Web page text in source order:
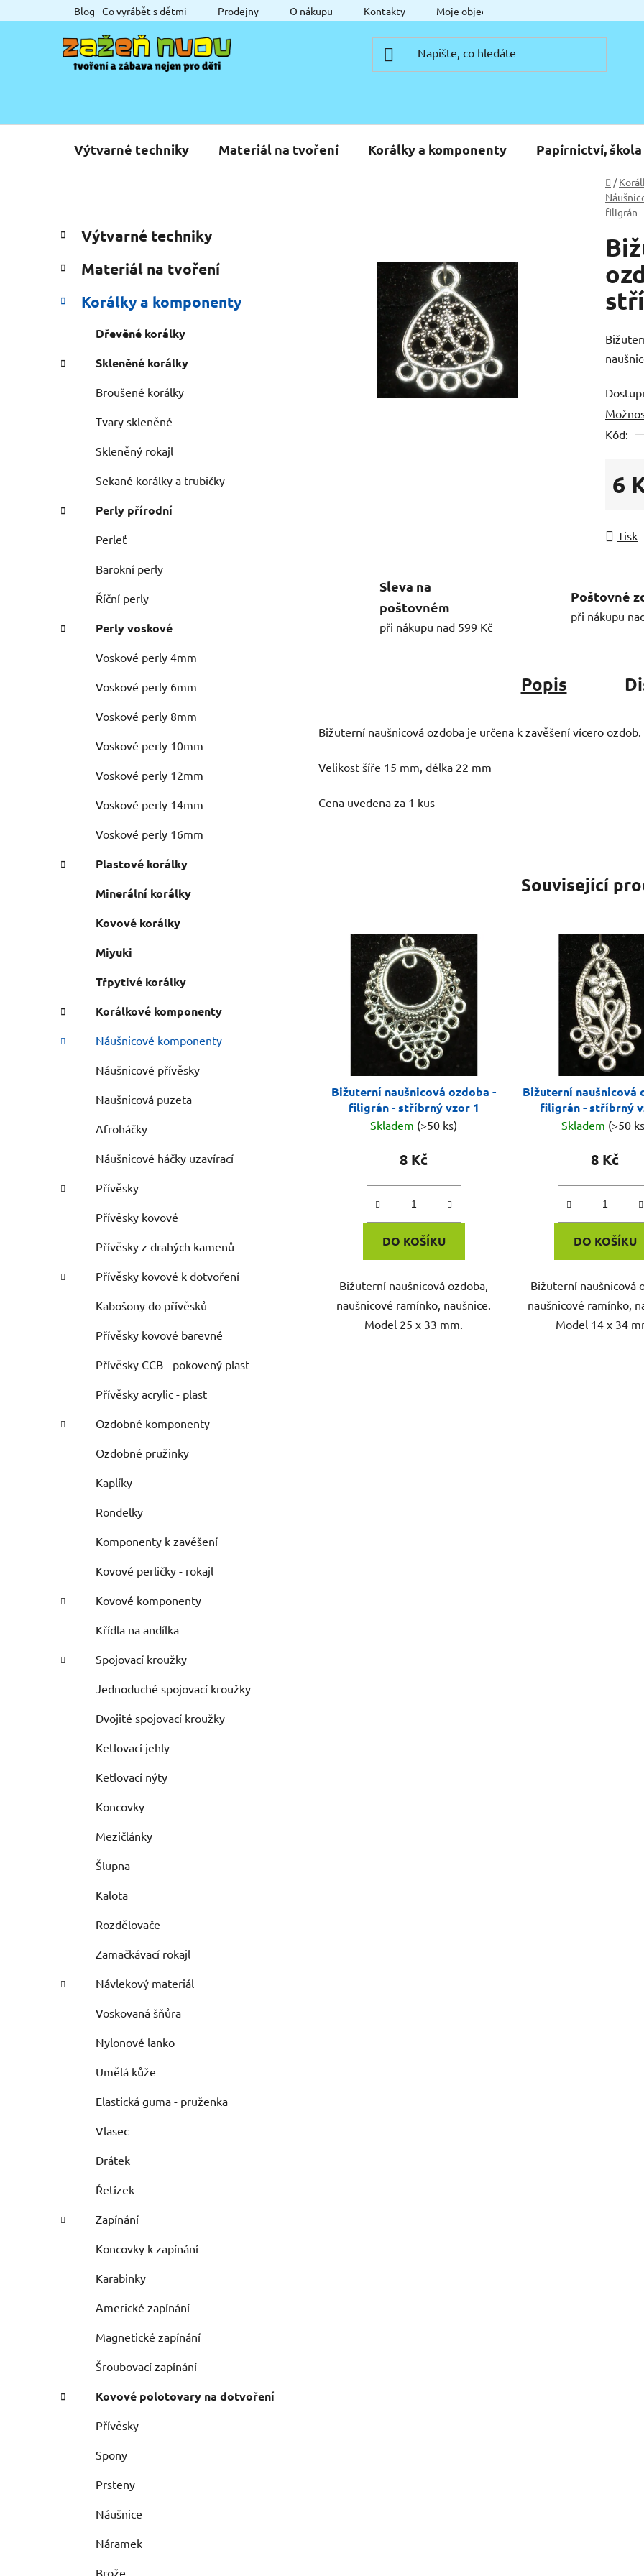
na
Blog - Co vyrábět s dětmi Prodejny O nákupu Kontakty Moje objednávka
Výtvarné techniky Materiál na tvoření Korálky a komponenty Papírnictví, škola
Domů
/
filigrán
P
o
s
r
n
Přeskočit
kategorie
a
e
o
Výtvarné techniky
Materiál na tvoření
Korálky a komponenty
Dřevěné korálky
Skleněné korálky
Broušené korálky
Tvary skleněné
Skleněný rokajl
Sekané korálky a trubičky
Perly přírodní
Perleť
Barokní perly
Říční perly
Perly voskové
Voskové perly 4mm
Voskové perly 6mm
Voskové perly 8mm
Voskové perly 10mm
Voskové perly 12mm
Voskové perly 14mm
Voskové perly 16mm
Plastové korálky
Minerální korálky
Kovové korálky
Miyuki
Třpytivé korálky
Korálkové komponenty
Náušnicové komponenty
Náušnicové přívěsky
Naušnicová puzeta
Afroháčky
Náušnicové háčky uzavírací
Přívěsky
Přívěsky kovové
Přívěsky z drahých kamenů
Přívěsky kovové k dotvoření
Kabošony do přívěsků
Přívěsky kovové barevné
Přívěsky CCB - pokovený plast
Přívěsky acrylic - plast
Ozdobné komponenty
Ozdobné pružinky
Kaplíky
Rondelky
Komponenty k zavěšení
Kovové perličky - rokajl
Kovové komponenty
Křídla na andílka
Spojovací kroužky
Jednoduché spojovací kroužky
Dvojité spojovací kroužky
Ketlovací jehly
Ketlovací nýty
Koncovky
Mezičlánky
Šlupna
Kalota
Rozdělovače
Zamačkávací rokajl
Návlekový materiál
Voskovaná šňůra
Nylonové lanko
Umělá kůže
Elastická guma - pruženka
Vlasec
Drátek
Řetízek
Zapínání
Koncovky k zapínání
Karabinky
Americké zapínání
Magnetické zapínání
Šroubovací zapínání
Kovové polotovary na dotvoření
Přívěsky
Spony
Prsteny
Náušnice
Náramek
Brože
Kód:
6
Tisk
Sleva na
poštovném
při nákupu nad 599 Kč
Poštovné
při nákupu
Popis
Bižuterní naušnicová ozdoba je určena k zavěšení vícero ozdob.
Velikost šíře 15 mm, délka 22 mm
Cena uvedena za 1 kus
Související
Bižuterní naušnicová ozdoba -
filigrán - stříbrný vzor 1
Skladem (>50 ks)
8 Kč
DO KOŠÍKU
Bižuterní naušnicová ozdoba,
naušnicové ramínko, naušnice.
Model 25 x 33 mm.
Bižuterní naušnicová
filigrán - stříbrný
Skladem (>50
8 Kč
DO KOŠÍKU
Bižuterní naušnicová
naušnicové ramínko,
Model 14 x 34